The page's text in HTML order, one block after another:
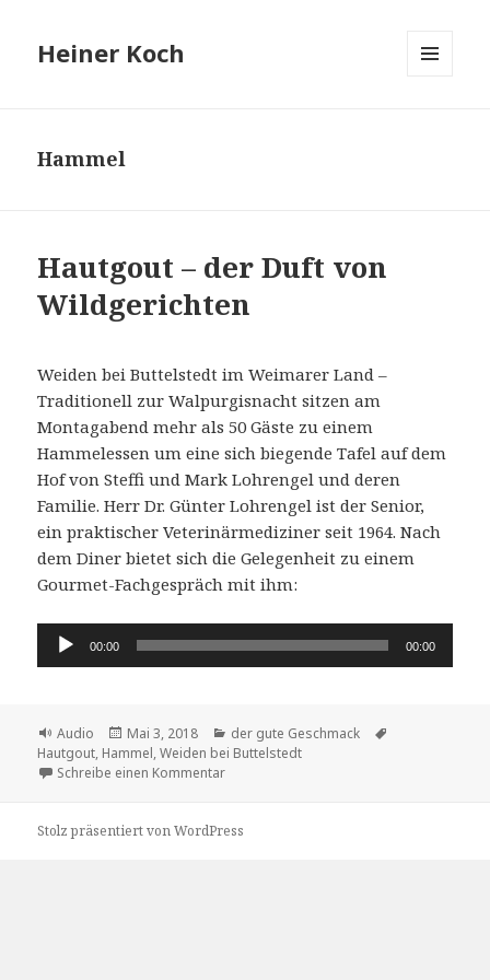
Heiner Koch
Hammel
Hautgout – der Duft von
Wildgerichten
Weiden bei Buttelstedt im Weimarer Land –
Traditionell zur Walpurgisnacht sitzen am
Montagabend mehr als 50 Gäste zu einem
Hammelessen um eine sich biegende Tafel auf dem
Hof von Steffi und Mark Lohrengel und deren
Familie. Herr Dr. Günter Lohrengel ist der Senior,
ein praktischer Veterinärmediziner seit 1964. Nach
dem Diner bietet sich die Gelegenheit zu einem
Gourmet-Fachgespräch mit ihm:
Audio-
00:00 00:00
Format
Audio
Veröffentlicht
am
Mai 3, 2018 Kategorien
der gute Geschmack
Hautgout, Hammel,Weiden bei Buttelstedt
Schreibe einen Kommentarzu Hautgout – der Duft von Wildgerichten
Stolz präsentiert von WordPress